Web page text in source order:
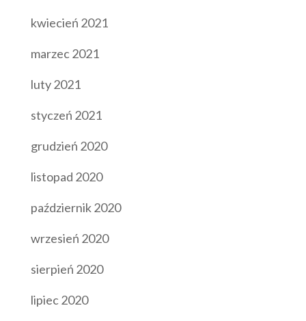
kwiecień 2021
marzec 2021
luty 2021
styczeń 2021
grudzień 2020
listopad 2020
październik 2020
wrzesień 2020
sierpień 2020
lipiec 2020